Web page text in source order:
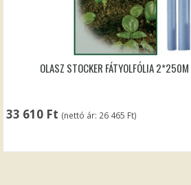
OLASZ STOCKER FÁTYOLFÓLIA 2*250M
33 610 Ft (nettó ár: 26 465 Ft)